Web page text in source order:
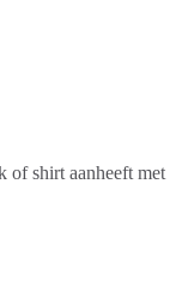
of shirt aanheeft met